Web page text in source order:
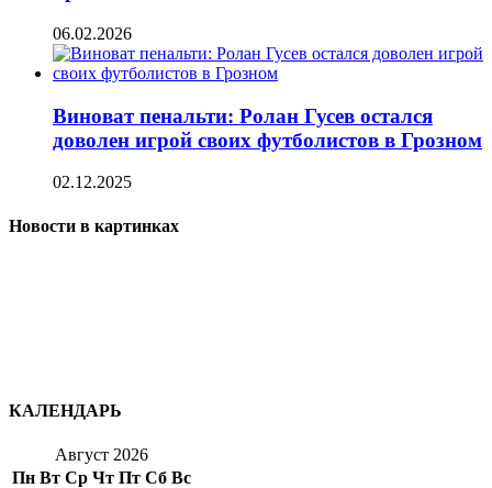
06.02.2026
Виноват пенальти: Ролан Гусев остался
доволен игрой своих футболистов в Грозном
02.12.2025
Новости в картинках
КАЛЕНДАРЬ
Август 2026
Пн Вт Ср Чт Пт Сб Вс